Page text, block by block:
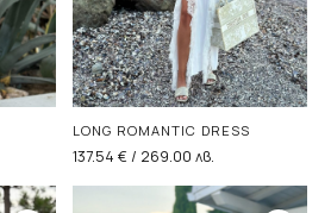
LONG ROMANTIC DRESS
137.54 € / 269.00 лв.